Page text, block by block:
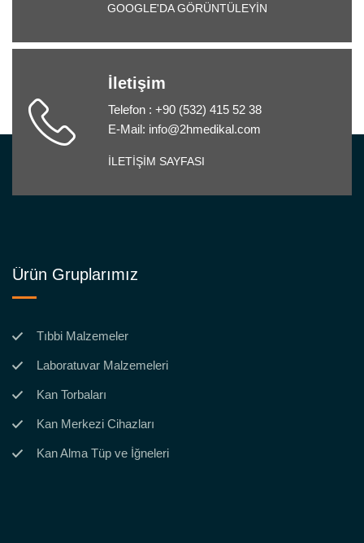
GOOGLE'DA GÖRÜNTÜLEYİN
İletişim
Telefon : +90 (532) 415 52 38
E-Mail: info@2hmedikal.com
İLETİŞİM SAYFASI
Ürün Gruplarımız
Tıbbi Malzemeler
Laboratuvar Malzemeleri
Kan Torbaları
Kan Merkezi Cihazları
Kan Alma Tüp ve İğneleri